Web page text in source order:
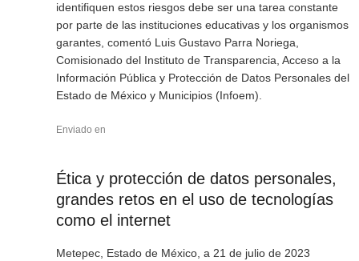
identifiquen estos riesgos debe ser una tarea constante
por parte de las instituciones educativas y los organismos
garantes, comentó Luis Gustavo Parra Noriega,
Comisionado del Instituto de Transparencia, Acceso a la
Información Pública y Protección de Datos Personales del
Estado de México y Municipios (Infoem).
Enviado en
Ética y protección de datos personales,
grandes retos en el uso de tecnologías
como el internet
Metepec, Estado de México, a 21 de julio de 2023